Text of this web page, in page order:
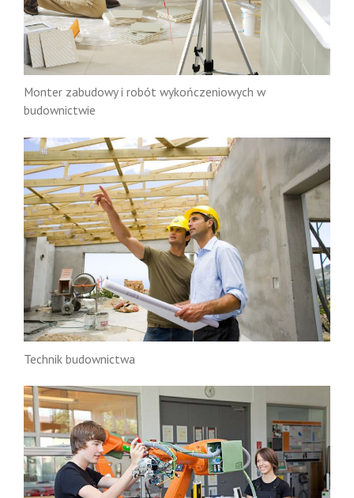
Monter zabudowy i robót wykończeniowych w
budownictwie
Technik budownictwa